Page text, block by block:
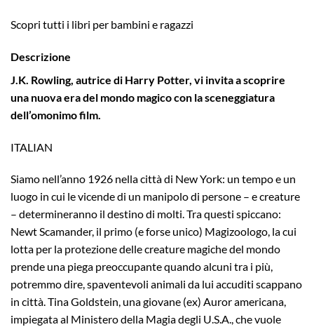
Scopri tutti i libri per bambini e ragazzi
Descrizione
J.K. Rowling, autrice di Harry Potter, vi invita a scoprire
una nuova era del mondo magico con la sceneggiatura
dell’omonimo film.
ITALIAN
Siamo nell’anno 1926 nella città di New York: un tempo e un
luogo in cui le vicende di un manipolo di persone – e creature
– determineranno il destino di molti. Tra questi spiccano:
Newt Scamander, il primo (e forse unico) Magizoologo, la cui
lotta per la protezione delle creature magiche del mondo
prende una piega preoccupante quando alcuni tra i più,
potremmo dire, spaventevoli animali da lui accuditi scappano
in città. Tina Goldstein, una giovane (ex) Auror americana,
impiegata al Ministero della Magia degli U.S.A., che vuole